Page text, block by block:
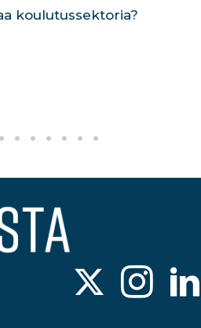
koulutussektoria?